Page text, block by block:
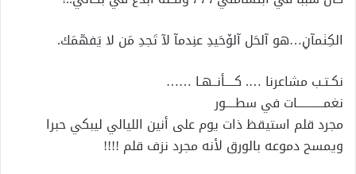
الكِٺمآڼ…هو آلحَل آلۆحَيدِ عنِدمآ لآ تَجدِ مَن لا يَفھٓمَك.
نكـتـب مشاعرنا …. كــــأنــهـا ……
نغمـــــــــــات في سطــــور
مجرد قلم استيقظ ذات يوم على أنين الليالي ليبكي حبرا
ويمسح دموعه بالورق لأنه مجرد نزف قلم !!!!